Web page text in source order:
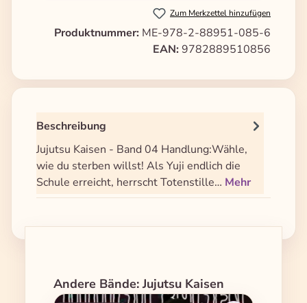
Zum Merkzettel hinzufügen
Produktnummer: ME-978-2-88951-085-6
EAN: 9782889510856
Beschreibung
Jujutsu Kaisen - Band 04 Handlung:Wähle,
wie du sterben willst! Als Yuji endlich die
Schule erreicht, herrscht Totenstille… Mehr
Produktgalerie überspringen
Andere Bände: Jujutsu Kaisen